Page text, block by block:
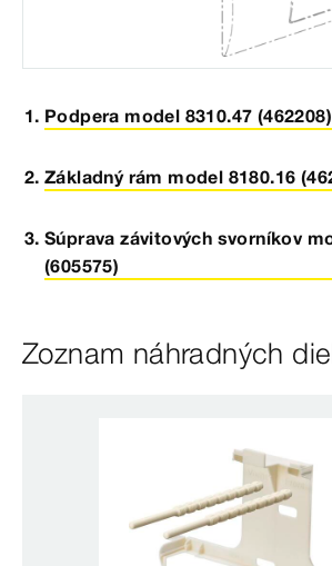
Podpera model 8310.47 (462208)
Základný rám model 8180.16
Súprava závitových svorníkov
(605575)
Zoznam náhradných